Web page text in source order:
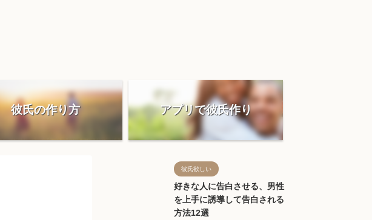
彼氏の作り方 アプリで彼氏作り
彼氏欲しい
好きな人に告白させる、男性
を上手に誘導して告白される
方法12選